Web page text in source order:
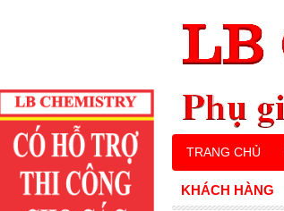
KHÁCH HÀNG
TRANG CHỦ